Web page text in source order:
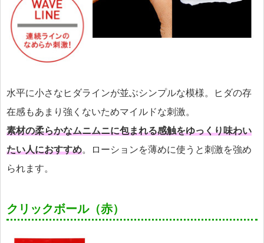
水平に小さなヒダラインが並ぶシンプルな模様。ヒダの存
在感もあまり強くないためマイルドな刺激。
素材の柔らかなムニムニに包まれる感触をゆっくり味わい
たい人におすすめ。ローションを薄めに使うと刺激を強め
られます。
クリックボール（赤）